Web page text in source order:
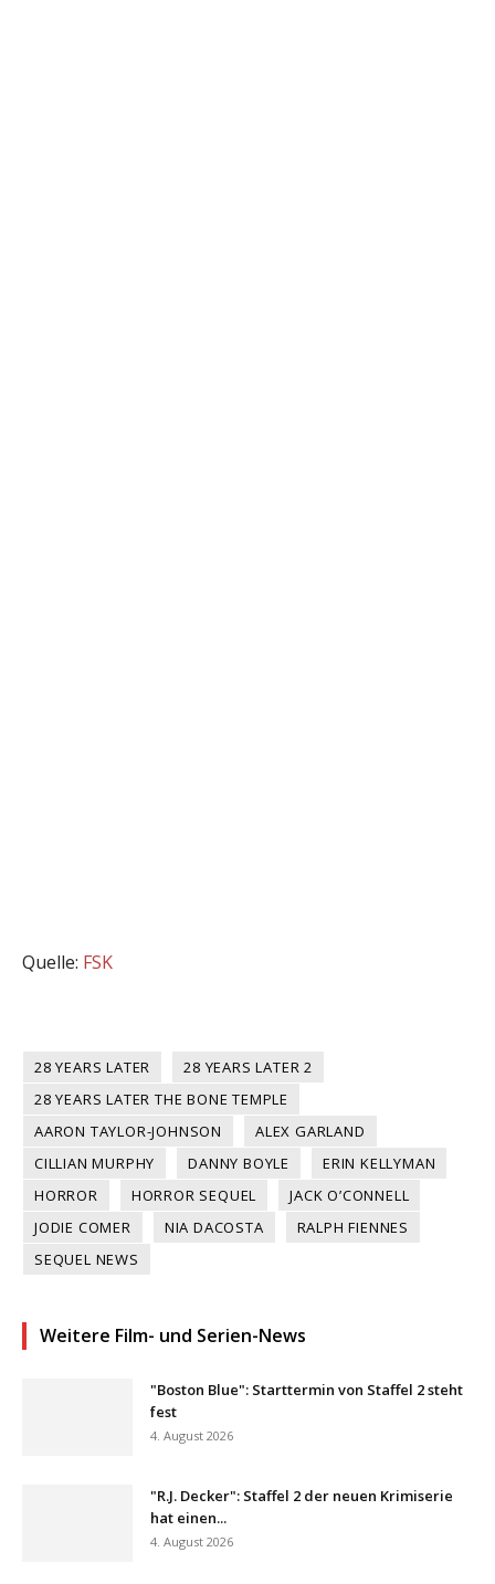
Quelle: FSK
28 YEARS LATER
28 YEARS LATER 2
28 YEARS LATER THE BONE TEMPLE
AARON TAYLOR-JOHNSON
ALEX GARLAND
CILLIAN MURPHY
DANNY BOYLE
ERIN KELLYMAN
HORROR
HORROR SEQUEL
JACK O’CONNELL
JODIE COMER
NIA DACOSTA
RALPH FIENNES
SEQUEL NEWS
Weitere Film- und Serien-News
"Boston Blue": Starttermin von Staffel 2 steht
fest
4. August 2026
"R.J. Decker": Staffel 2 der neuen Krimiserie
hat einen...
4. August 2026